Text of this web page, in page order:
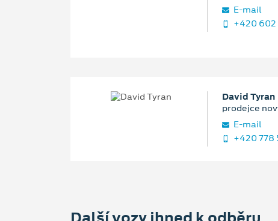
E‑mail
+420 602
David Tyran
prodejce
E‑mail
+420 778